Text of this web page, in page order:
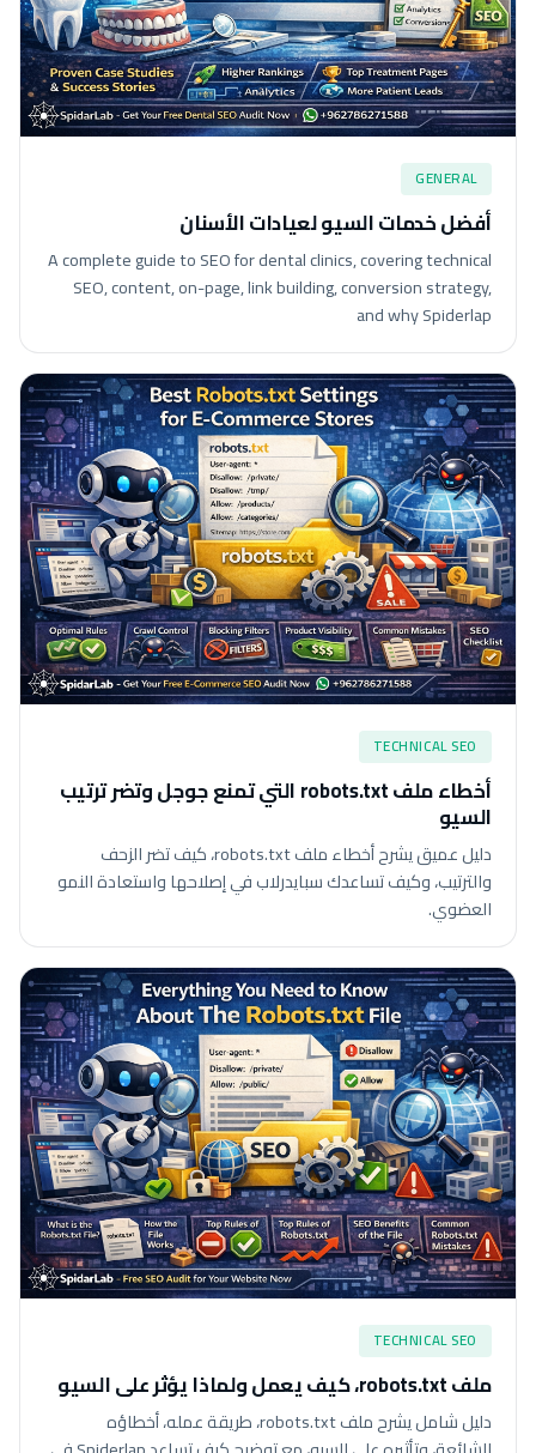
GENERAL
أفضل خدمات السيو لعيادات الأسنان
A complete guide to SEO for dental clinics, covering technical
SEO, content, on-page, link building, conversion strategy,
and why Spiderlap
TECHNICAL SEO
أخطاء ملف robots.txt التي تمنع جوجل وتضر ترتيب
السيو
دليل عميق يشرح أخطاء ملف robots.txt، كيف تضر الزحف
والترتيب، وكيف تساعدك سبايدرلاب في إصلاحها واستعادة النمو
العضوي.
TECHNICAL SEO
ملف robots.txt، كيف يعمل ولماذا يؤثر على السيو
دليل شامل يشرح ملف robots.txt، طريقة عمله، أخطاؤه